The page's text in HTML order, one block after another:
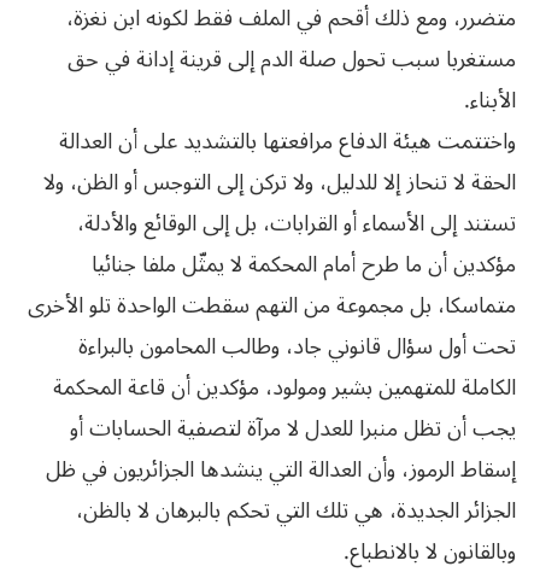
متضرر، ومع ذلك أقحم في الملف فقط لكونه ابن نغزة،
مستغربا سبب تحول صلة الدم إلى قرينة إدانة في حق
الأبناء.
واختتمت هيئة الدفاع مرافعتها بالتشديد على أن العدالة
الحقة لا تنحاز إلا للدليل، ولا تركن إلى التوجس أو الظن، ولا
تستند إلى الأسماء أو القرابات، بل إلى الوقائع والأدلة،
مؤكدين أن ما طرح أمام المحكمة لا يمثّل ملفا جنائيا
متماسكا، بل مجموعة من التهم سقطت الواحدة تلو الأخرى
تحت أول سؤال قانوني جاد، وطالب المحامون بالبراءة
الكاملة للمتهمين بشير ومولود، مؤكدين أن قاعة المحكمة
يجب أن تظل منبرا للعدل لا مرآة لتصفية الحسابات أو
إسقاط الرموز، وأن العدالة التي ينشدها الجزائريون في ظل
الجزائر الجديدة، هي تلك التي تحكم بالبرهان لا بالظن،
وبالقانون لا بالانطباع.